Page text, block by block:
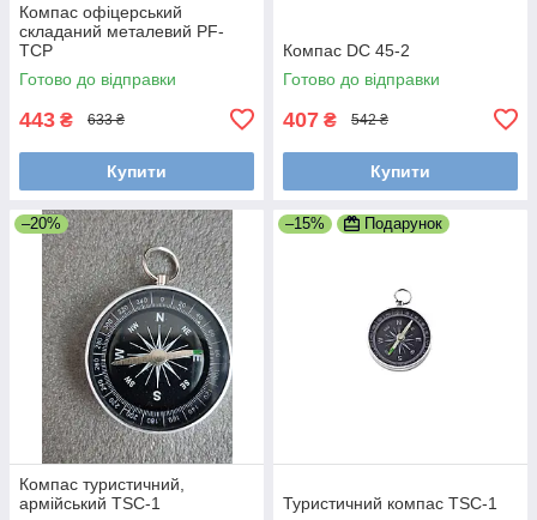
Компас офіцерський
складаний металевий PF-
TCP
Готово до відправки
443 ₴ 633 ₴
Купити
Компас DC 45-2
Готово до відправки
407 ₴ 542 ₴
Купити
–20%
Компас туристичний,
армійський TSC-1
–15% Подарунок
Туристичний компас TSC-1